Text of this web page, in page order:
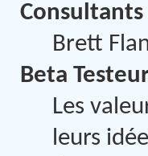
Brett
Beta
Les
leurs